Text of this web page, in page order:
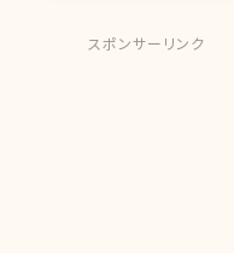
スポンサーリンク